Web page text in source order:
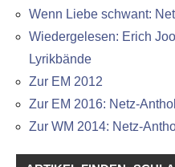
Wenn Liebe schwant:
Wiedergelesen: Erich
Lyrikbände
Zur EM 2012
Zur EM 2016: Netz-
Zur WM 2014: Netz-